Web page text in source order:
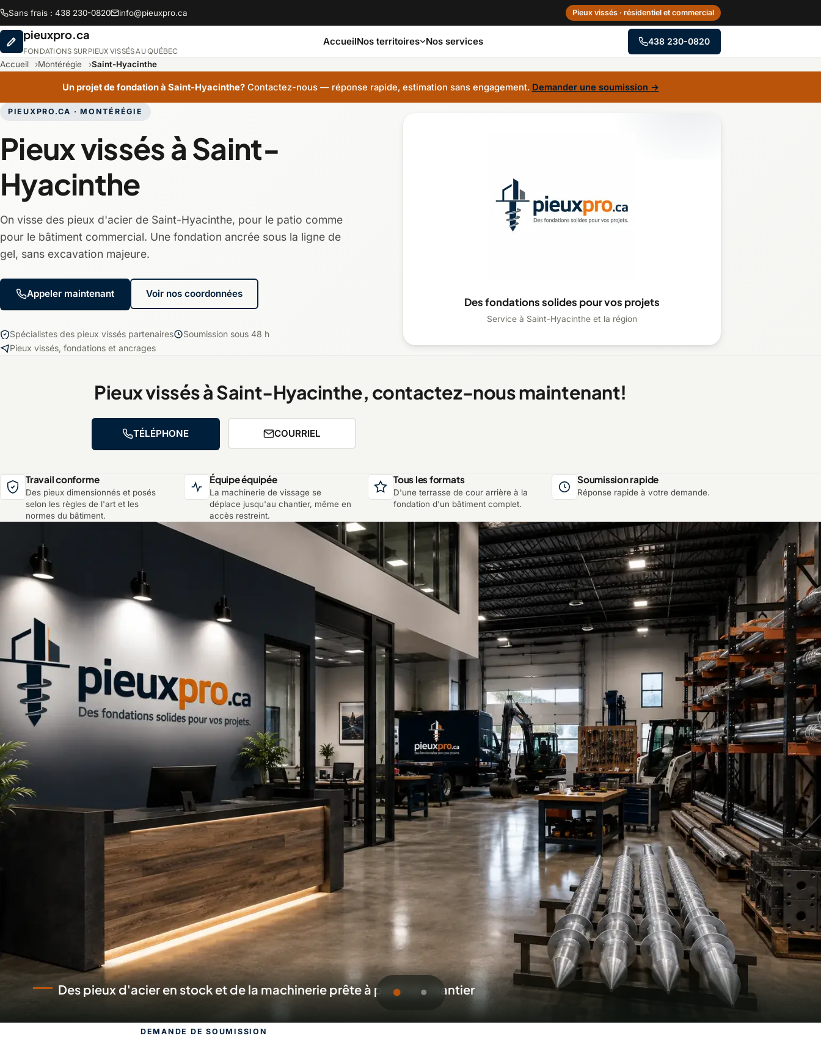
Sans frais : 438 230-0820 info@pieuxpro.ca Pieux vissés · résidentiel et commercial
pieuxpro.ca
FONDATIONS SUR PIEUX VISSÉS AU QUÉBEC
AccueilNos territoires
Chaudière-Appalaches
Lanaudière Mauricie
Montréal Montérégie
Nos services 438 230-0820
Accueil Montérégie Saint-Hyacinthe
Un projet de fondation à Saint-Hyacinthe?Contactez-nous — réponse rapide, estimation sans engagement. Demander une soumission →
PIEUXPRO.CA · MONTÉRÉGIE
Pieux vissés à Saint-
Hyacinthe
On visse des pieux d'acier de Saint-Hyacinthe, pour le patio comme
pour le bâtiment commercial. Une fondation ancrée sous la ligne de
gel, sans excavation majeure.
Appeler maintenant Voir nos coordonnées
Spécialistes des pieux vissés partenaires
Soumission sous 48 h
Pieux vissés, fondations et ancrages
Des fondations solides pour vos projets
Service à Saint-Hyacinthe et la région
Pieux vissés à Saint-Hyacinthe, contactez-nous maintenant!
TÉLÉPHONE COURRIEL
Travail conforme
Des pieux dimensionnés et posés
selon les règles de l'art et les
normes du bâtiment.
Équipe équipée
La machinerie de vissage se
déplace jusqu'au chantier, même en
accès restreint.
Tous les formats
D'une terrasse de cour arrière à la
fondation d'un bâtiment complet.
Soumission rapide
Réponse rapide à votre demande.
Des équipes qui se déplacent avec la machinerie d'installation
DEMANDE DE SOUMISSION